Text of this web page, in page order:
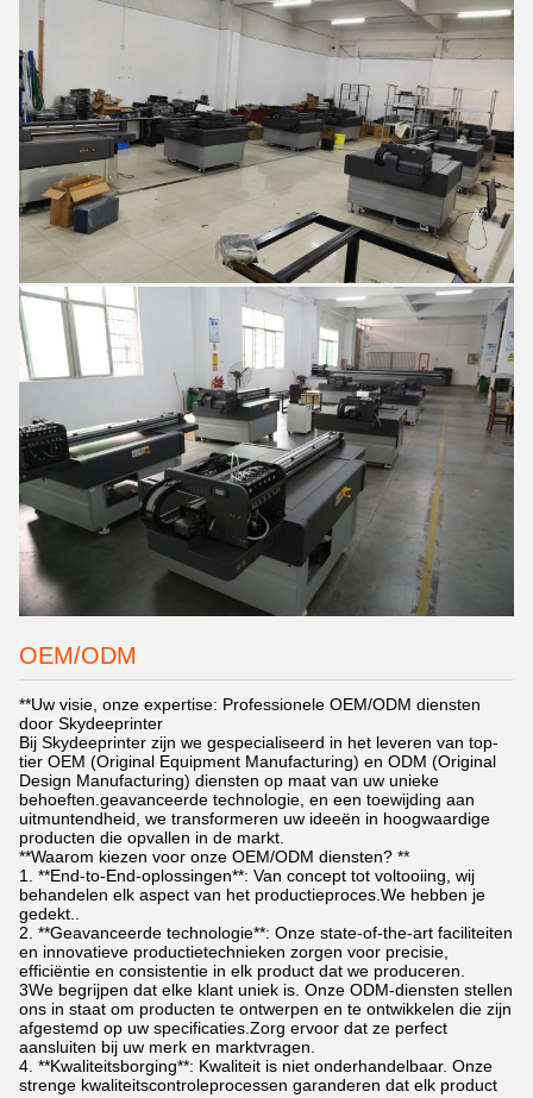
OEM/ODM
**Uw visie, onze expertise: Professionele OEM/ODM diensten
door Skydeeprinter
Bij Skydeeprinter zijn we gespecialiseerd in het leveren van top-
tier OEM (Original Equipment Manufacturing) en ODM (Original
Design Manufacturing) diensten op maat van uw unieke
behoeften.geavanceerde technologie, en een toewijding aan
uitmuntendheid, we transformeren uw ideeën in hoogwaardige
producten die opvallen in de markt.
**Waarom kiezen voor onze OEM/ODM diensten? **
1. **End-to-End-oplossingen**: Van concept tot voltooiing, wij
behandelen elk aspect van het productieproces.We hebben je
gedekt..
2. **Geavanceerde technologie**: Onze state-of-the-art faciliteiten
en innovatieve productietechnieken zorgen voor precisie,
efficiëntie en consistentie in elk product dat we produceren.
3We begrijpen dat elke klant uniek is. Onze ODM-diensten stellen
ons in staat om producten te ontwerpen en te ontwikkelen die zijn
afgestemd op uw specificaties.Zorg ervoor dat ze perfect
aansluiten bij uw merk en marktvragen.
4. **Kwaliteitsborging**: Kwaliteit is niet onderhandelbaar. Onze
strenge kwaliteitscontroleprocessen garanderen dat elk product